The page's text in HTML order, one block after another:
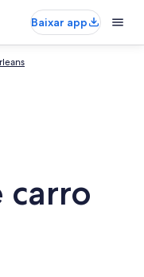
Baixar app
carro